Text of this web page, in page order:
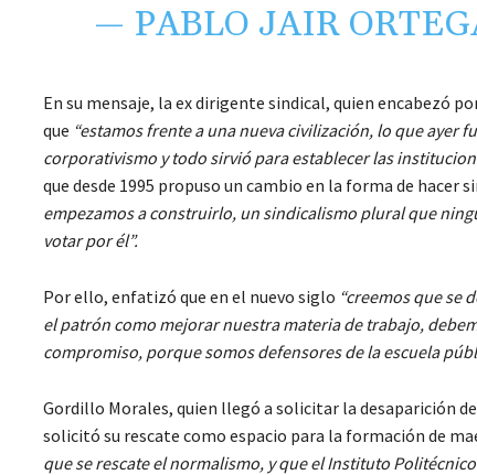
— PABLO JAIR
En su mensaje, la ex dirigente sindical, quien encabezó
que “estamos frente a una nueva civilización, lo que ayer
corporativismo y todo sirvió para establecer las
que desde 1995 propuso un cambio en la forma de hacer
empezamos a construirlo, un sindicalismo plural que
votar por él”.
Por ello, enfatizó que en el nuevo siglo “creemos que se
el patrón como mejorar nuestra materia de trabajo,
compromiso, porque somos defensores de la escuela
Gordillo Morales, quien llegó a solicitar la desaparición
solicitó su rescate como espacio para la formación de
que se rescate el normalismo, y que el Instituto